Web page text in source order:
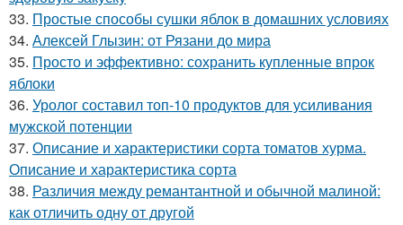
33. Простые способы сушки яблок в домашних условиях
34. Алексей Глызин: от Рязани до мира
35. Просто и эффективно: сохранить купленные впрок
яблоки
36. Уролог составил топ-10 продуктов для усиливания
мужской потенции
37. Описание и характеристики сорта томатов хурма.
Описание и характеристика сорта
38. Различия между ремантантной и обычной малиной:
как отличить одну от другой